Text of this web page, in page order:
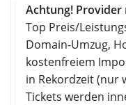
Achtung!
Top Preis/
Domain-Umzug,
kostenfreiem
in Rekordzeit (nur
Tickets werden